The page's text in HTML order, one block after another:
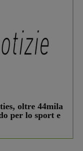
oltre 44mila
per lo sport e